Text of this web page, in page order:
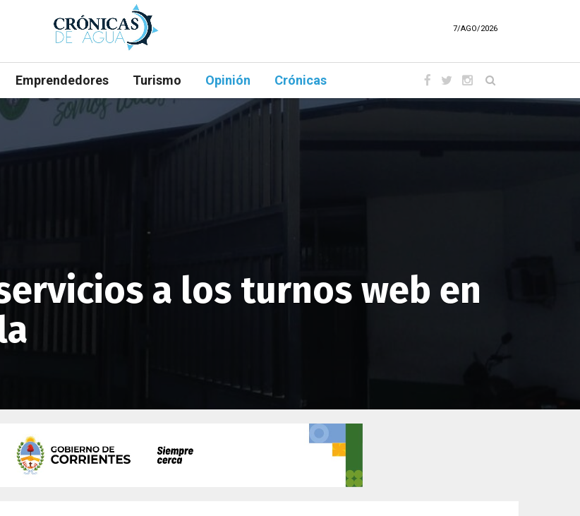
7/AGO/2026
Emprendedores Turismo Opinión Crónicas
a los turnos web en